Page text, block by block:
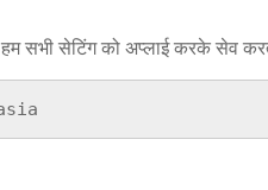
सभी सेटिंग को अप्लाई करके सेव